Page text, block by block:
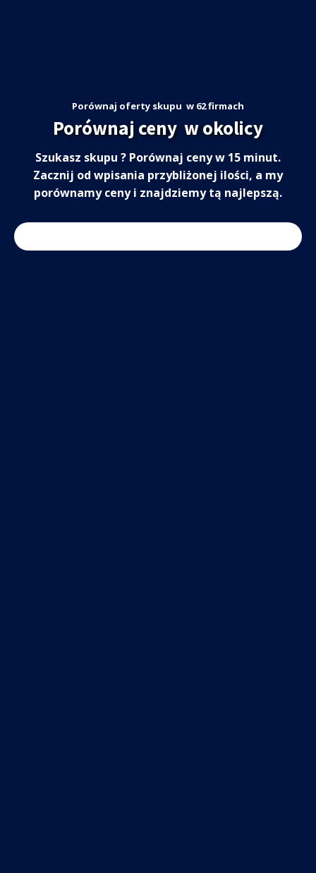
Porównaj oferty skupu w 62 firmach
Porównaj ceny w okolicy
Szukasz skupu ? Porównaj ceny w 15 minut.
Zacznij od wpisania przybliżonej ilości, a my
porównamy ceny i znajdziemy tą najlepszą.